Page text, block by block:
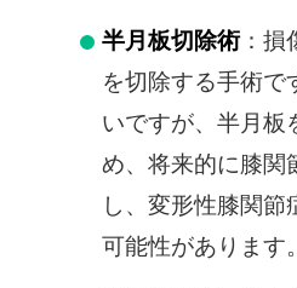
半月板切除術：損
を切除する手術で
いですが、半月板
め、将来的に膝関
し、変形性膝関節
可能性があります。